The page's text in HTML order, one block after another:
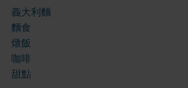
義大利麵
麵食
燉飯
咖啡
甜點